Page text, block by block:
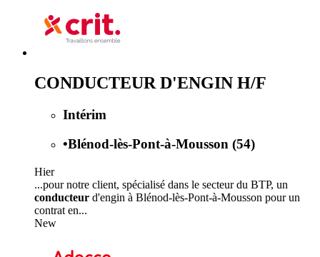
CONDUCTEUR D'ENGIN H/F
Intérim
•Blénod-lès-Pont-à-Mousson (54)
Hier
...pour notre client, spécialisé dans le secteur du BTP, un
conducteur d'engin à Blénod-lès-Pont-à-Mousson pour un
contrat en...
New